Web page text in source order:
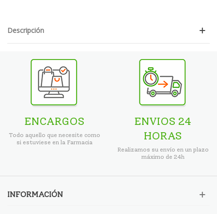
Descripción
ENCARGOS
Todo aquello que necesite como
si estuviese en la Farmacia
ENVIOS 24
HORAS
Realizamos su envío en un plazo
máximo de 24h
INFORMACIÓN